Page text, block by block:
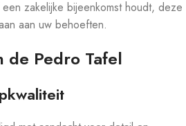
zakelijke bijeenkomst houdt, deze
aan uw behoeften.
de Pedro Tafel